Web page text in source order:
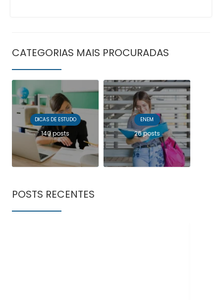
CATEGORIAS MAIS PROCURADAS
DICAS DE ESTUDO
140 posts
ENEM
26 posts
POSTS RECENTES